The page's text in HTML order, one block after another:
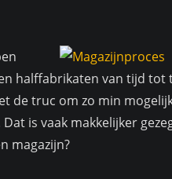
halffabrikaten van tijd tot
de truc om zo min
is vaak makkelijker
magazijn?